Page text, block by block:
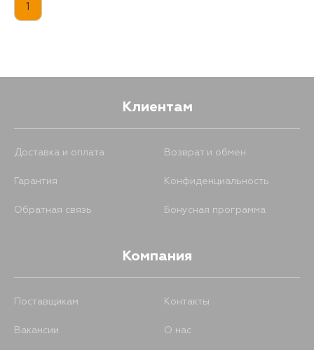
1
Клиентам
Доставка и оплата Возврат и обмен
Гарантия Конфиденциальность
Обратная связь Бонусная программа
Компания
Поставщикам Контакты
Вакансии О нас